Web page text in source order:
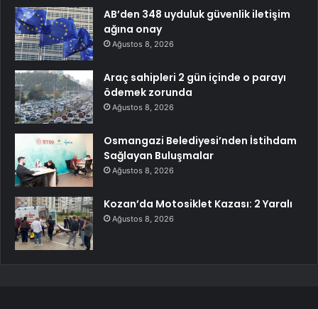
AB’den 348 uyduluk güvenlik iletişim
ağına onay
Ağustos 8, 2026
Araç sahipleri 2 gün içinde o parayı
ödemek zorunda
Ağustos 8, 2026
Osmangazi Belediyesi’nden İstihdam
Sağlayan Buluşmalar
Ağustos 8, 2026
Kozan’da Motosiklet Kazası: 2 Yaralı
Ağustos 8, 2026